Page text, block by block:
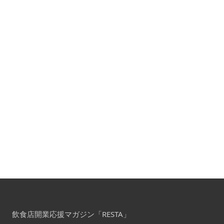
飲食店開業応援マガジン「RESTA」